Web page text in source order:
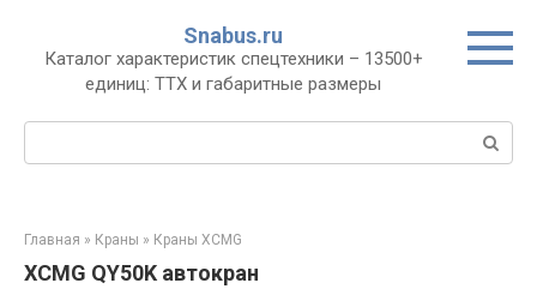
контенту
Snabus.ru
Каталог характеристик спецтехники – 13500+
единиц: ТТХ и габаритные размеры
Главная » Краны » Краны XCMG
XCMG QY50K автокран